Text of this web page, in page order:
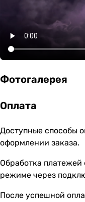
Фотогалерея
Оплата
Доступные способы
оформлении заказа.
Обработка платежей
режиме через
После успешной